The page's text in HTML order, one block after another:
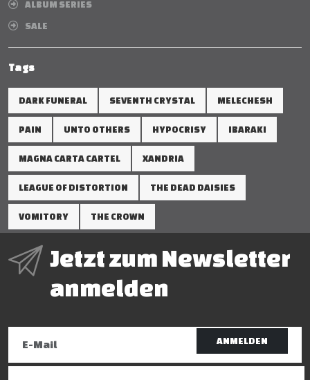
ALBUM SERIES
SALE
Tags
DARK FUNERAL SEVENTH CRYSTAL MELECHESH
PAIN UNTO OTHERS HYPOCRISY IBARAKI
MAGNA CARTA CARTEL XANDRIA
LEAGUE OF DISTORTION THE DEAD DAISIES
VOMITORY THE CROWN
Jetzt zum Newsletter
anmelden
ANMELDEN